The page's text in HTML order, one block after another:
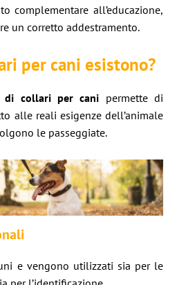
complementare all’educazione,
un corretto addestramento.
per cani esistono?
di collari per cani permette di
alle reali esigenze dell’animale
le passeggiate.
e vengono utilizzati sia per le